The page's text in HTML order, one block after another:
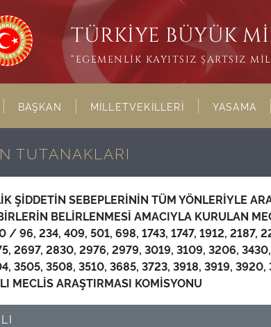
TÜRKİYE BÜYÜK
“EGEMENLİK KAYITSIZ ŞARTSIZ
BAŞKAN MİLLETVEKİLLERİ YASAMA
TUTANAKLARI
ŞİDDETİN SEBEPLERİNİN TÜM YÖNLERİYLE
BELİRLENMESİ AMACIYLA KURULAN
/ 96, 234, 409, 501, 698, 1743, 1747, 1912, 2187,
2697, 2830, 2976, 2979, 3019, 3109, 3206,
3505, 3508, 3510, 3685, 3723, 3918, 3919,
MECLİS ARAŞTIRMASI KOMİSYONU